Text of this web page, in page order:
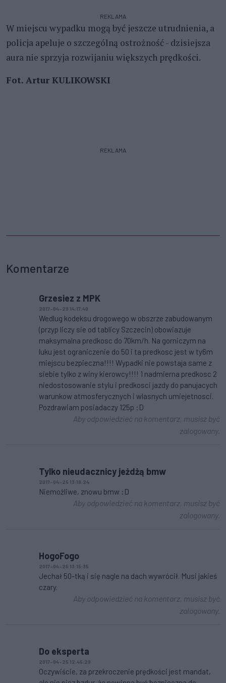
REKLAMA
W miejscu wypadku mogą być jeszcze utrudnienia, a
policja apeluje o szczególną ostrożność - dzisiejsza
aura nie sprzyja rozwijaniu większych prędkości.
Fot. Artur KULIKOWSKI
REKLAMA
Komentarze
Grzesiez z MPK
2017-04-29 14:17:40
Wedlug kodeksu drogowego w obszrze zabudowanym
(przyp liczy sie od tablicy Szczecin) obowiazuje
maksymalna predkosc do 70km/h. Na gorniczym na
luku jest ograniczenie do 50 i ta predkosc jest w ty6m
miejscu bezpieczna!!!! Wypadki nie powstaja same z
siebie tylko z winy kierowcy!!!! 1 nadmierna predkosc 2
niedostosowanie stylu i predkosci jazdy do panujacych
warunkow atmosferycznych i wlasnych umiejetnosci.
Pozdrawiam posiadaczy 125p :D
Aby odpowiedzieć na komentarz, musisz być
zalogowany.
Tylko nieudacznicy jeżdżą bmw
2017-04-25 13:19:24
Niemożliwe, znowu bmw :D
Aby odpowiedzieć na komentarz, musisz być
zalogowany.
HogoFogo
2017-04-25 13:15:35
Jechał 50-tką i się nagle na dach wywrócił. Musi jakieś
czary.
Aby odpowiedzieć na komentarz, musisz być
zalogowany.
Do eksperta
2017-04-25 12:45:29
Oczywiście, za przekroczenie prędkości jest mandat,